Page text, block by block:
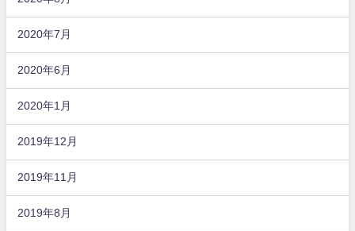
2020年7月
2020年6月
2020年1月
2019年12月
2019年11月
2019年8月